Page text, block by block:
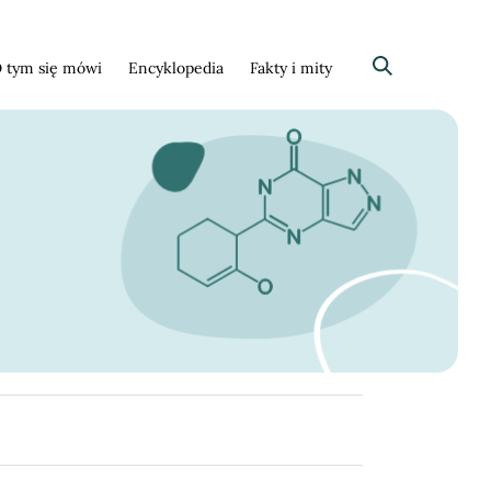
tym się mówi Encyklopedia Fakty i mity Szukaj